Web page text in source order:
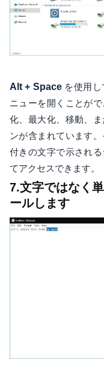
Alt + Spaceを使用し
ニューを開くことが
化、最大化、移動、
ンが含まれています
付きの文字で示され
てアクセスできます。
7.文字ではなく
ールします